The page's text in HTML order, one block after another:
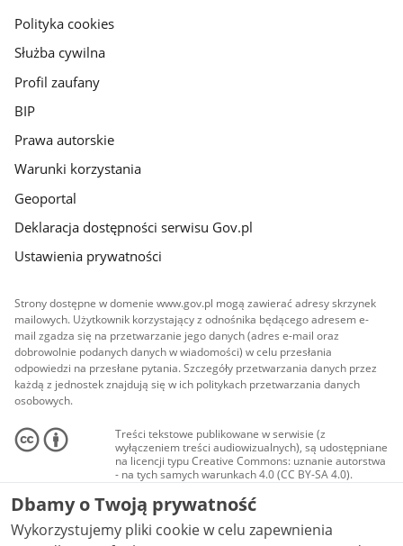
gov.pl
Polityka cookies
Służba cywilna
Profil zaufany
BIP
Prawa autorskie
Warunki korzystania
Geoportal
Deklaracja dostępności serwisu Gov.pl
Ustawienia prywatności
Strony dostępne w domenie www.gov.pl mogą zawierać adresy skrzynek
mailowych. Użytkownik korzystający z odnośnika będącego adresem e-
mail zgadza się na przetwarzanie jego danych (adres e-mail oraz
dobrowolnie podanych danych w wiadomości) w celu przesłania
odpowiedzi na przesłane pytania. Szczegóły przetwarzania danych przez
każdą z jednostek znajdują się w ich politykach przetwarzania danych
osobowych.
Treści tekstowe publikowane w serwisie (z
wyłączeniem treści audiowizualnych), są udostępniane
na licencji typu Creative Commons: uznanie autorstwa
- na tych samych warunkach 4.0 (CC BY-SA 4.0).
Materiały audiowizualne, w tym zdjęcia, materiały
audio i wideo, są udostępniane na licencji typu
Creative Commons: uznanie autorstwa użycie
niekomercyjne - bez utworów zależnych 4.0 (CC BY-
NC-ND 4.0), o ile nie jest to stwierdzone inaczej.
Dbamy o Twoją prywatność
Wykorzystujemy pliki cookie w celu zapewnienia